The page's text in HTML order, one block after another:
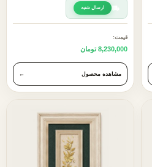
ارسال شنبه
قیمت:
8,230,000 تومان
مشاهده محصول ←